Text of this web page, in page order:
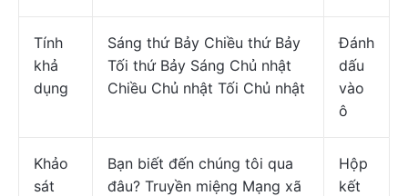
Tính
khả
dụng
Sáng thứ Bảy Chiều thứ Bảy
Tối thứ Bảy Sáng Chủ nhật
Chiều Chủ nhật Tối Chủ nhật
Đánh
dấu
vào
ô
Khảo
sát
Bạn biết đến chúng tôi qua
đâu? Truyền miệng Mạng xã
Hộp
kết